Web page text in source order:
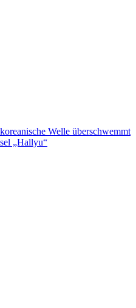
Welle überschwemmt
„Hallyu“